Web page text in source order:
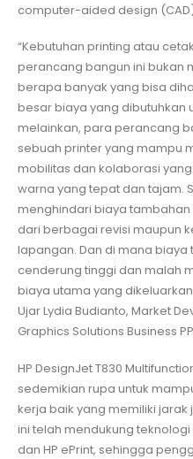
computer-aided design
“Kebutuhan printing atau
perancang bangun ini bukan
berapa banyak yang bisa
besar biaya yang dibutuhkan
melainkan, para perancang
sebuah printer yang mampu
mobilitas dan kolaborasi
warna yang tepat dan tajam.
menghindari biaya
dari berbagai revisi maupun
lapangan. Dan di mana biaya
cenderung tinggi dan malah
biaya utama yang
Ujar Lydia Budianto, Market
Graphics Solutions Business
HP DesignJet T830
sedemikian rupa untuk
kerja baik yang memiliki
ini telah mendukung
dan HP ePrint, sehingga